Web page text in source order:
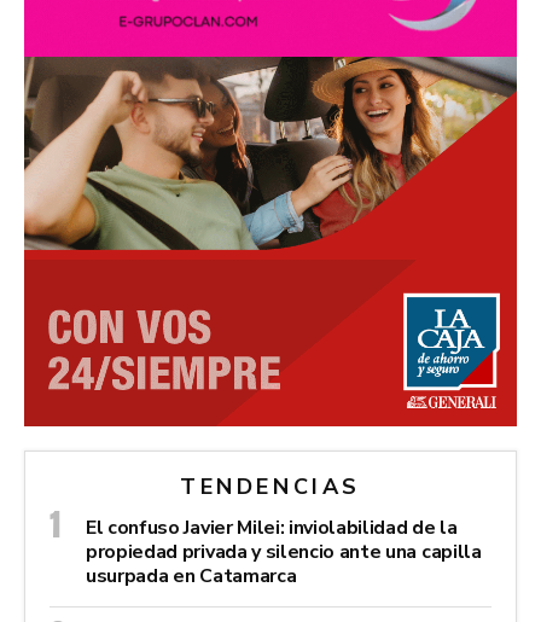
TENDENCIAS
El confuso Javier Milei: inviolabilidad de la
propiedad privada y silencio ante una capilla
usurpada en Catamarca